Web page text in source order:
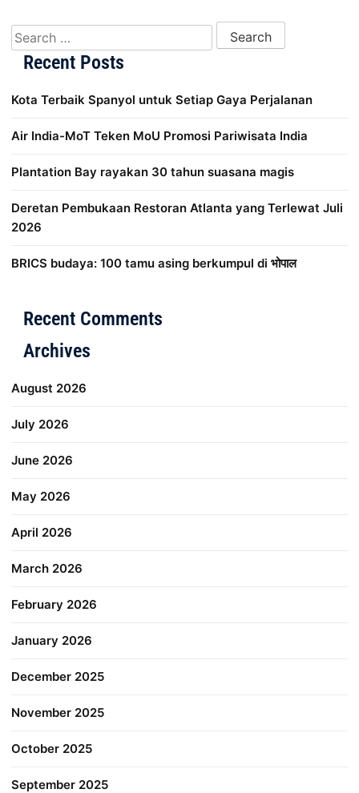
Search for:
Recent Posts
Kota Terbaik Spanyol untuk Setiap Gaya Perjalanan
Air India-MoT Teken MoU Promosi Pariwisata India
Plantation Bay rayakan 30 tahun suasana magis
Deretan Pembukaan Restoran Atlanta yang Terlewat Juli
2026
BRICS budaya: 100 tamu asing berkumpul di भोपाल
Recent Comments
Archives
August 2026
July 2026
June 2026
May 2026
April 2026
March 2026
February 2026
January 2026
December 2025
November 2025
October 2025
September 2025